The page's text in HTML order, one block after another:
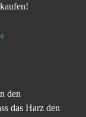
den
das Harz den